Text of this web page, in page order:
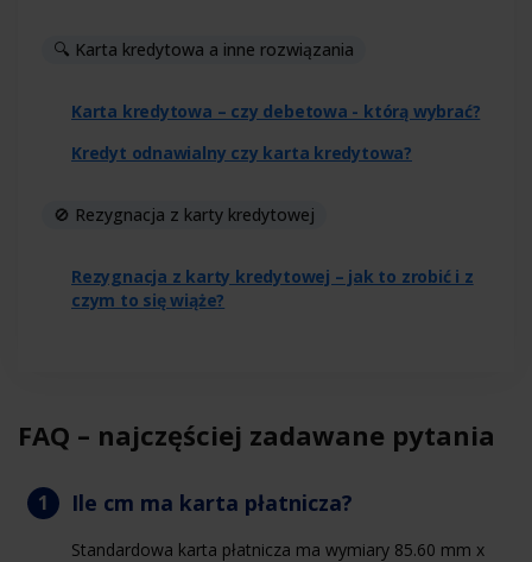
🔍 Karta kredytowa a inne rozwiązania
Karta kredytowa – czy debetowa - którą wybrać?
Kredyt odnawialny czy karta kredytowa?
🚫 Rezygnacja z karty kredytowej
Rezygnacja z karty kredytowej – jak to zrobić i z
czym to się wiąże?
FAQ – najczęściej zadawane pytania
Ile cm ma karta płatnicza?
Standardowa karta płatnicza ma wymiary 85.60 mm x